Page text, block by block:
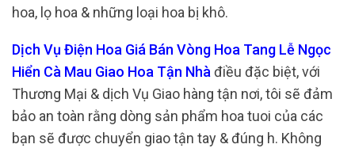
hoa, lọ hoa & những loại hoa bị khô.
Dịch Vụ Điện Hoa Giá Bán Vòng Hoa Tang Lễ Ngọc
Hiển Cà Mau Giao Hoa Tận Nhà điều đặc biệt, với
Thương Mại & dịch Vụ Giao hàng tận nơi, tôi sẽ đảm
bảo an toàn rằng dòng sản phẩm hoa tuoi của các
bạn sẽ được chuyển giao tận tay & đúng h. Không